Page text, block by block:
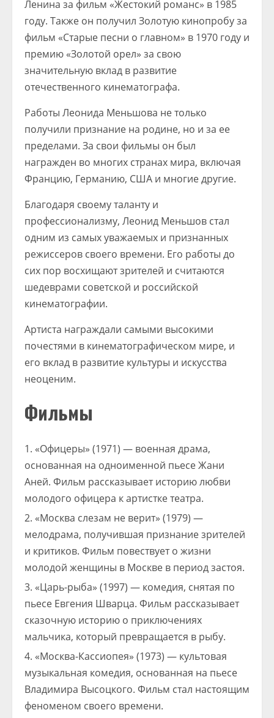
Ленина за фильм «Жестокий романс» в 1985
году. Также он получил Золотую кинопробу за
фильм «Старые песни о главном» в 1970 году и
премию «Золотой орел» за свою
значительную вклад в развитие
отечественного кинематографа.
Работы Леонида Меньшова не только
получили признание на родине, но и за ее
пределами. За свои фильмы он был
награжден во многих странах мира, включая
Францию, Германию, США и многие другие.
Благодаря своему таланту и
профессионализму, Леонид Меньшов стал
одним из самых уважаемых и признанных
режиссеров своего времени. Его работы до
сих пор восхищают зрителей и считаются
шедеврами советской и российской
кинематографии.
Артиста награждали самыми высокими
почестями в кинематографическом мире, и
его вклад в развитие культуры и искусства
неоценим.
Фильмы
«Офицеры» (1971) — военная драма,
основанная на одноименной пьесе Жани
Аней. Фильм рассказывает историю любви
молодого офицера к артистке театра.
«Москва слезам не верит» (1979) —
мелодрама, получившая признание зрителей
и критиков. Фильм повествует о жизни
молодой женщины в Москве в период застоя.
«Царь-рыба» (1997) — комедия, снятая по
пьесе Евгения Шварца. Фильм рассказывает
сказочную историю о приключениях
мальчика, который превращается в рыбу.
«Москва-Кассиопея» (1973) — культовая
музыкальная комедия, основанная на пьесе
Владимира Высоцкого. Фильм стал настоящим
феноменом своего времени.